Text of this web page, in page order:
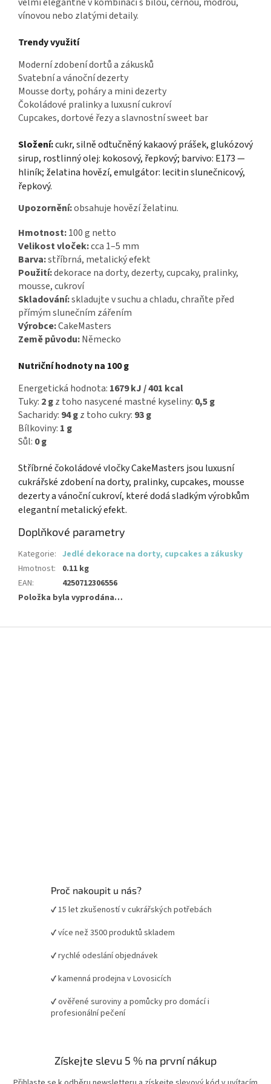
vínovou nebo zlatými detaily.
Trendy využití
Moderní zdobení dortů a zákusků
Svatební a vánoční dezerty
Mousse dorty, poháry a mini dezerty
Čokoládové pralinky a luxusní cukroví
Cupcakes, dortové řezy a slavnostní sweet bar
Složení:cukr, silně odtučněný kakaový prášek, glukózový
sirup, rostlinný olej: kokosový, řepkový; barvivo: E173 —
hliník; želatina hovězí, emulgátor: lecitin slunečnicový,
řepkový.
Upozornění:obsahuje hovězí želatinu.
Hmotnost:100 g netto
Velikost vloček:cca 1–5 mm
Barva:stříbrná, metalický efekt
Použití:dekorace na dorty, dezerty, cupcaky, pralinky,
mousse, cukroví
Skladování:skladujte v suchu a chladu, chraňte před
přímým slunečním zářením
Výrobce:CakeMasters
Země původu:Německo
Nutriční hodnoty na 100 g
Energetická hodnota: 1679 kJ / 401 kcal
Tuky: 2 gz toho nasycené mastné kyseliny: 0,5 g
Sacharidy: 94 gz toho cukry: 93 g
Bílkoviny: 1 g
Sůl: 0 g
Stříbrné čokoládové vločky CakeMasters jsou luxusní
cukrářské zdobení na dorty, pralinky, cupcakes, mousse
dezerty a vánoční cukroví, které dodá sladkým výrobkům
elegantní metalický efekt.
Doplňkové parametry
Kategorie: Jedlé dekorace na dorty, cupcakes a zákusky
Hmotnost:
0.11 kg
EAN:
4250712306556
Položka byla vyprodána…
Proč nakoupit u nás?
✔ 15 let zkušeností v cukrářských potřebách
✔ více než 3500 produktů skladem
✔ rychlé odeslání objednávek
✔ kamenná prodejna v Lovosicích
✔ ověřené suroviny a pomůcky pro domácí i
profesionální pečení
Získejte slevu 5 % na první nákup